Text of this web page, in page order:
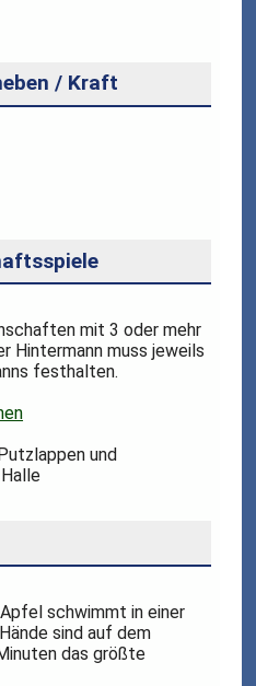
/ Kraft
mit 3 oder mehr
Hintermann muss jeweils
festhalten.
und
schwimmt in einer
sind auf dem
das größte